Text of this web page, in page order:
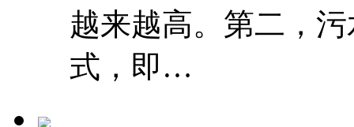
越来越高。第二，
式，即…